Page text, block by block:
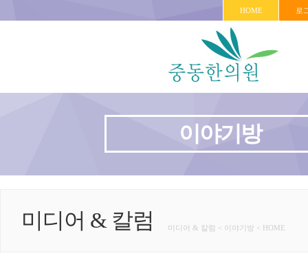
HOME 로
이야기방
미디어 & 칼럼 미디어 & 칼럼 < 이야기방 < HOME